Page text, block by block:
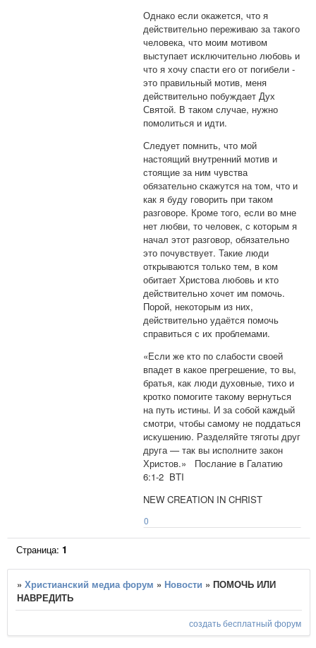
Однако если окажется, что я
действительно переживаю за такого
человека, что моим мотивом
выступает исключительно любовь и
что я хочу спасти его от погибели -
это правильный мотив, меня
действительно побуждает Дух
Святой. В таком случае, нужно
помолиться и идти.
Следует помнить, что мой
настоящий внутренний мотив и
стоящие за ним чувства
обязательно скажутся на том, что и
как я буду говорить при таком
разговоре. Кроме того, если во мне
нет любви, то человек, с которым я
начал этот разговор, обязательно
это почувствует. Такие люди
открываются только тем, в ком
обитает Христова любовь и кто
действительно хочет им помочь.
Порой, некоторым из них,
действительно удаётся помочь
справиться с их проблемами.
«Если же кто по слабости своей
впадет в какое прегрешение, то вы,
братья, как люди духовные, тихо и
кротко помогите такому вернуться
на путь истины. И за собой каждый
смотри, чтобы самому не поддаться
искушению. Разделяйте тяготы друг
друга — так вы исполните закон
Христов.» Послание в Галатию
6:1-2 BTI
NEW CREATION IN CHRIST
0
Страница:1
»Христианский медиа форум » Новости »​​ПОМОЧЬ ИЛИ
НАВРЕДИТЬ
создать бесплатный форум